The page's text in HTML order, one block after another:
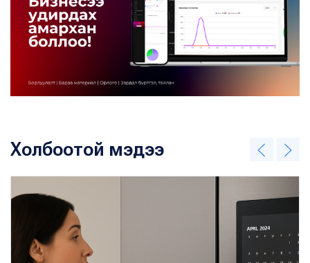
Холбоотой мэдээ